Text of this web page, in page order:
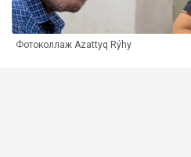
Фотоколлаж Azattyq Rýhy